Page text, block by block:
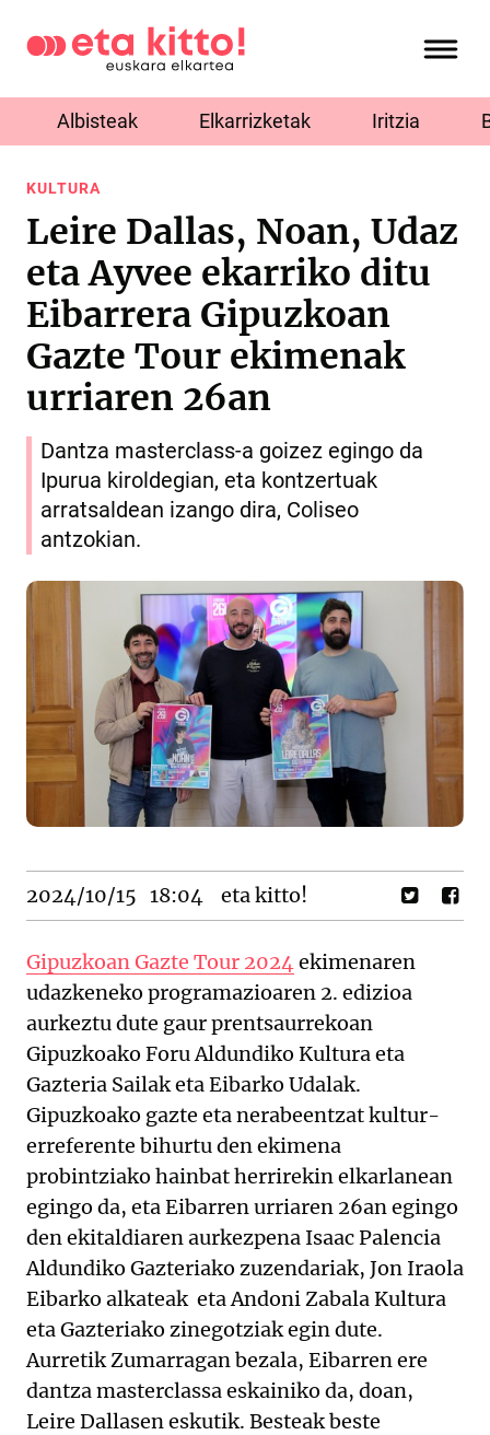
Albisteak Elkarrizketak Iritzia
KULTURA
Leire Dallas, Noan, Udaz
eta Ayvee ekarriko ditu
Eibarrera Gipuzkoan
Gazte Tour ekimenak
urriaren 26an
Dantza masterclass-a goizez egingo da
Ipurua kiroldegian, eta kontzertuak
arratsaldean izango dira, Coliseo
antzokian.
2024/10/15 18:04 eta kitto!
Gipuzkoan Gazte Tour 2024ekimenaren
udazkeneko programazioaren 2. edizioa
aurkeztu dute gaur prentsaurrekoan
Gipuzkoako Foru Aldundiko Kultura eta
Gazteria Sailak eta Eibarko Udalak.
Gipuzkoako gazte eta nerabeentzat kultur-
erreferente bihurtu den ekimena
probintziako hainbat herrirekin elkarlanean
egingo da, eta Eibarren urriaren 26an egingo
den ekitaldiaren aurkezpena Isaac Palencia
Aldundiko Gazteriako zuzendariak, Jon Iraola
Eibarko alkateak eta Andoni Zabala Kultura
eta Gazteriako zinegotziak egin dute.
Aurretik Zumarragan bezala, Eibarren ere
dantza masterclassa eskainiko da, doan,
Leire Dallasen eskutik. Besteak beste